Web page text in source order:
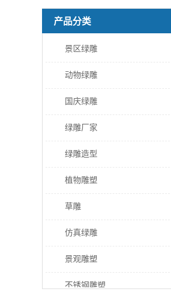
产品分类
景区绿雕
动物绿雕
国庆绿雕
绿雕厂家
绿雕造型
植物雕塑
草雕
仿真绿雕
景观雕塑
不锈钢雕塑